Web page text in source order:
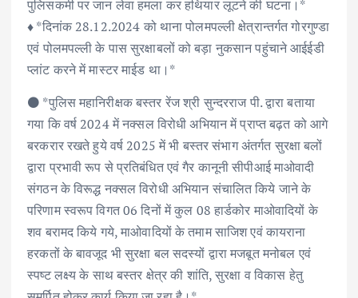
पुलिसकर्मी पर जान लेवा हमला कर हथियार लूटने की घटना।*
♦️ *दिनांक 28.12.2024 को थाना पोलमपल्ली क्षेत्रान्तर्गत गोरगुण्डा
एवं पोलमपल्ली के पास सुरक्षाबलों को बड़ा नुकसान पहुंचाने आईईडी
प्लांट करने में मास्टर माईड था।*
⚫️ *पुलिस महानिरीक्षक बस्तर रेंज श्री सुन्दरराज पी. द्वारा बताया
गया कि वर्ष 2024 में नक्सल विरोधी अभियान में प्राप्त बढ़त को आगे
बरकरार रखते हुये वर्ष 2025 में भी बस्तर संभाग अंतर्गत सुरक्षा बलों
द्वारा प्रभावी रूप से प्रतिबंधित एवं गैर कानूनी सीपीआई माओवादी
संगठन के विरूद्ध नक्सल विरोधी अभियान संचालित किये जाने के
परिणाम स्वरूप विगत 06 दिनों में कुल 08 हार्डकोर माओवादियों के
शव बरामद किये गये, माओवादियों के तमाम साजिश एवं कायराना
हरकतों के बावजूद भी सुरक्षा बल सदस्यों द्वारा मजबूत मनोबल एवं
स्पष्ट लक्ष्य के साथ बस्तर क्षेत्र की शांति, सुरक्षा व विकास हेतु